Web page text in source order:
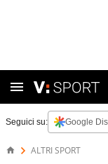
Seguici su: Google
ALTRI SPORT